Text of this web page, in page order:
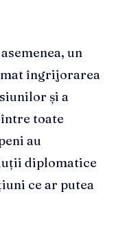
un
îngrijorarea
și a
toate
au
diplomatice
ce ar putea